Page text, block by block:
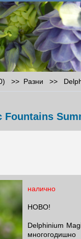
>> Разни >>
налично
НОВО!
Delphinium